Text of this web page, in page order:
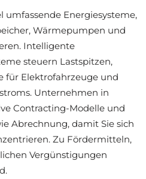
Energiesysteme,
Wärmepumpen und
Intelligente
steuern Lastspitzen,
für Elektrofahrzeuge und
Unternehmen in
Contracting-Modelle und
Abrechnung, damit Sie sich
Zu Fördermitteln,
Vergünstigungen